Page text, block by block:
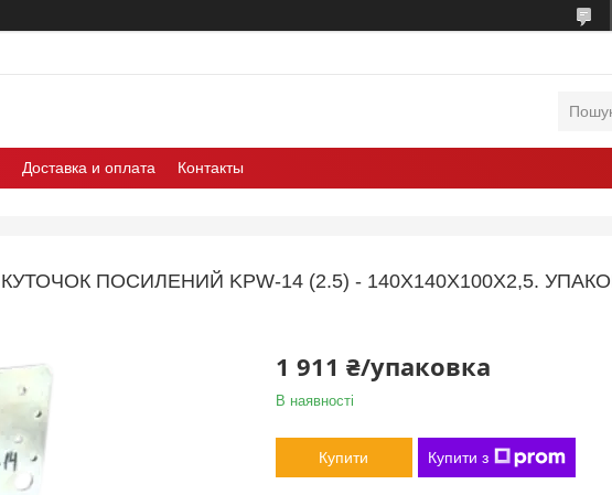
Доставка и оплата Контакты
КУТОЧОК ПОСИЛЕНИЙ KPW-14 (2.5) - 140Х140Х100Х2,5.
1 911 ₴/упаковка
В наявності
Купити Купити з